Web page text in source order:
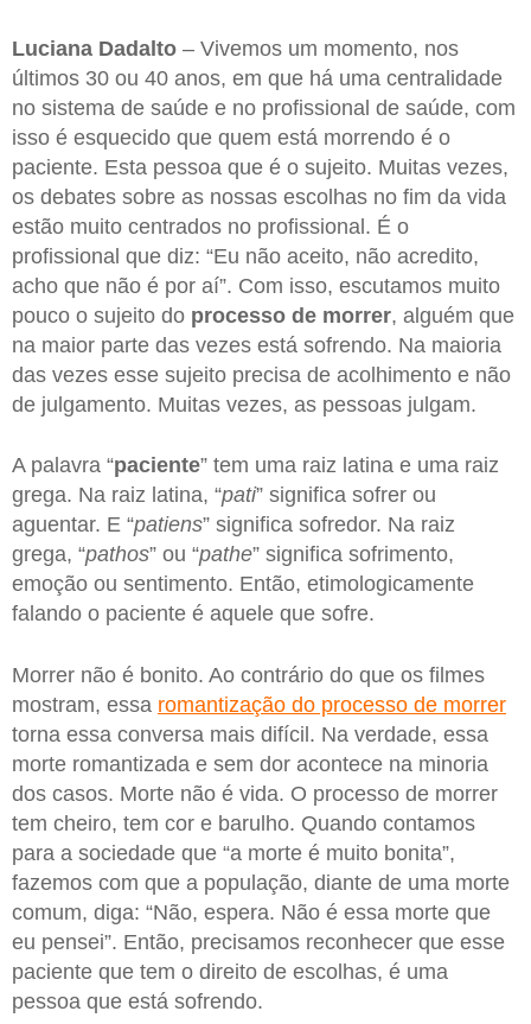
Luciana Dadalto – Vivemos um momento, nos
últimos 30 ou 40 anos, em que há uma centralidade
no sistema de saúde e no profissional de saúde, com
isso é esquecido que quem está morrendo é o
paciente. Esta pessoa que é o sujeito. Muitas vezes,
os debates sobre as nossas escolhas no fim da vida
estão muito centrados no profissional. É o
profissional que diz: “Eu não aceito, não acredito,
acho que não é por aí”. Com isso, escutamos muito
pouco o sujeito do processo de morrer, alguém que
na maior parte das vezes está sofrendo. Na maioria
das vezes esse sujeito precisa de acolhimento e não
de julgamento. Muitas vezes, as pessoas julgam.
A palavra “paciente” tem uma raiz latina e uma raiz
grega. Na raiz latina, “pati” significa sofrer ou
aguentar. E “patiens” significa sofredor. Na raiz
grega, “pathos” ou “pathe” significa sofrimento,
emoção ou sentimento. Então, etimologicamente
falando o paciente é aquele que sofre.
Morrer não é bonito. Ao contrário do que os filmes
mostram, essa romantização do processo de morrer
torna essa conversa mais difícil. Na verdade, essa
morte romantizada e sem dor acontece na minoria
dos casos. Morte não é vida. O processo de morrer
tem cheiro, tem cor e barulho. Quando contamos
para a sociedade que “a morte é muito bonita”,
fazemos com que a população, diante de uma morte
comum, diga: “Não, espera. Não é essa morte que
eu pensei”. Então, precisamos reconhecer que esse
paciente que tem o direito de escolhas, é uma
pessoa que está sofrendo.